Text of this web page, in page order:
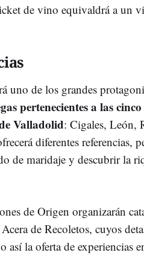
de vino equivaldrá a un
uno de los grandes
pertenecientes a las
Valladolid: Cigales, León,
diferentes referencias,
de maridaje y descubrir la
de Origen organizarán
de Recoletos, cuyos
así la oferta de experiencias